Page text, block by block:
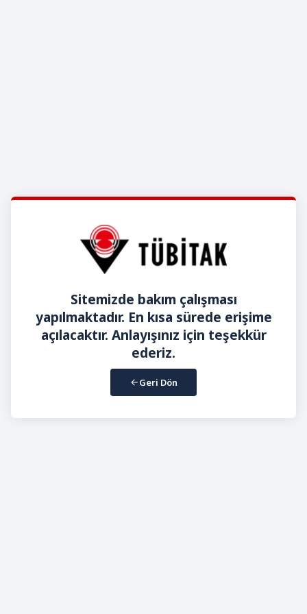
Sitemizde bakım çalışması
yapılmaktadır. En kısa sürede erişime
açılacaktır. Anlayışınız için teşekkür
ederiz.
Geri Dön